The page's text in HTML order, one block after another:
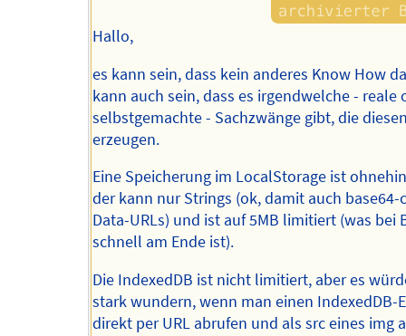
Hallo,
es kann sein, dass kein anderes Know How
kann auch sein, dass es irgendwelche - reale
selbstgemachte - Sachzwänge gibt, die
erzeugen.
Eine Speicherung im LocalStorage ist
der kann nur Strings (ok, damit auch base64-
Data-URLs) und ist auf 5MB limitiert (was bei
schnell am Ende ist).
Die IndexedDB ist nicht limitiert, aber es
stark wundern, wenn man einen IndexedDB-
direkt per URL abrufen und als src eines img